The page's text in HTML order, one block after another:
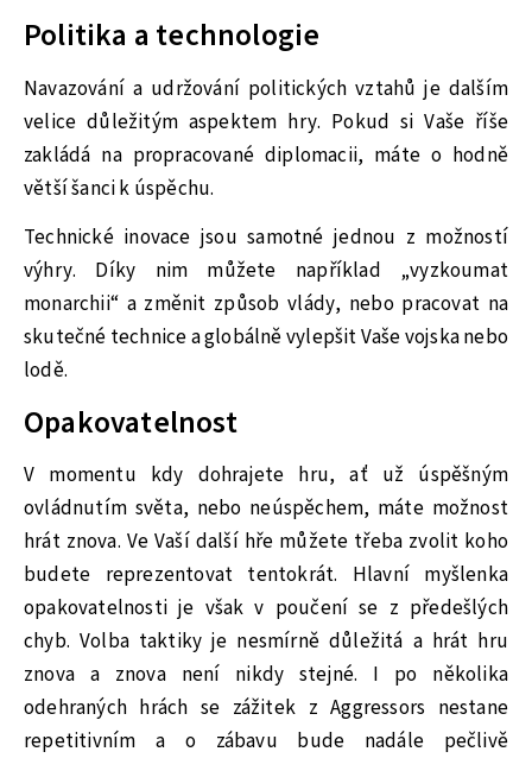
Politika a technologie
Navazování a udržování politických vztahů je dalším
velice důležitým aspektem hry. Pokud si Vaše říše
zakládá na propracované diplomacii, máte o hodně
větší šanci k úspěchu.
Technické inovace jsou samotné jednou z možností
výhry. Díky nim můžete například „vyzkoumat
monarchii“ a změnit způsob vlády, nebo pracovat na
skutečné technice a globálně vylepšit Vaše vojska nebo
lodě.
Opakovatelnost
V momentu kdy dohrajete hru, ať už úspěšným
ovládnutím světa, nebo neúspěchem, máte možnost
hrát znova. Ve Vaší další hře můžete třeba zvolit koho
budete reprezentovat tentokrát. Hlavní myšlenka
opakovatelnosti je však v poučení se z předešlých
chyb. Volba taktiky je nesmírně důležitá a hrát hru
znova a znova není nikdy stejné. I po několika
odehraných hrách se zážitek z Aggressors nestane
repetitivním a o zábavu bude nadále pečlivě